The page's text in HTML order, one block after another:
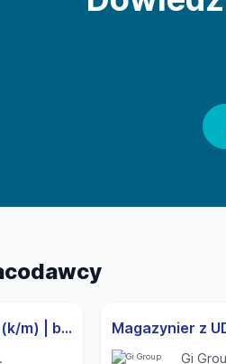
Pracownik produkcji (k/m) | bezpłatny transport | wolne weekendy
Gi